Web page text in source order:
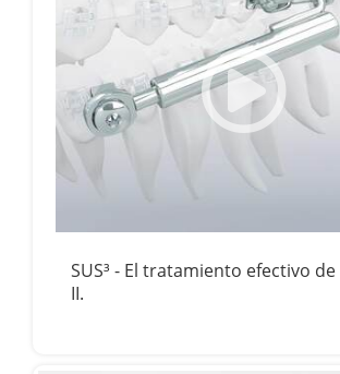
SUS³ - El tratamiento efectivo de
II.